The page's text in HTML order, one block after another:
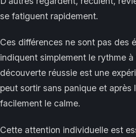
se fatiguent rapidement.
Ces différences ne sont pas des
indiquent simplement le rythme
découverte réussie est une
peut sortir sans panique et après
facilement le calme.
Cette attention individuelle est